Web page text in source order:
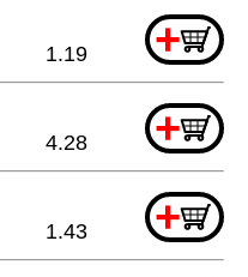
+
1.19
+
4.28
+
1.43